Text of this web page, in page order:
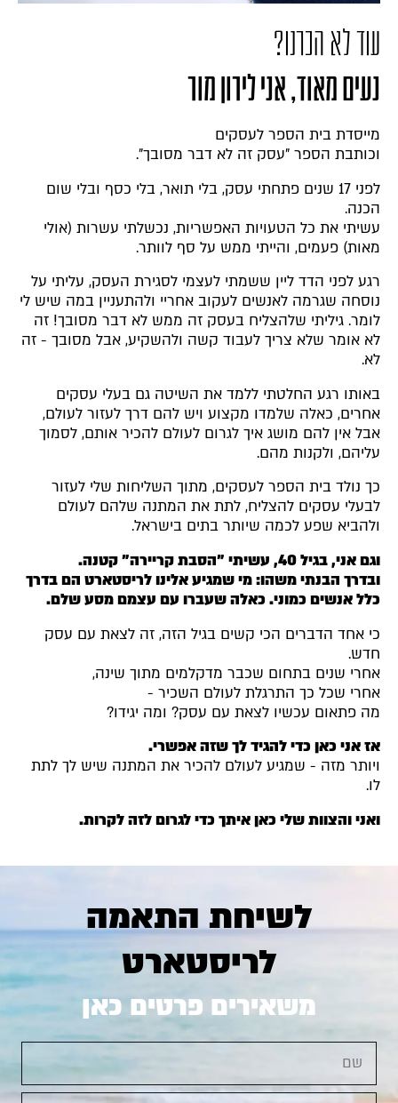
עוד לא הכרנו?
נעים מאוד, אני לירון מור
מייסדת בית הספר לעסקים
וכותבת הספר "עסק זה לא דבר מסובך".
לפני 17 שנים פתחתי עסק, בלי תואר, בלי כסף ובלי שום
הכנה.
עשיתי את כל הטעויות האפשריות, נכשלתי עשרות (אולי
מאות) פעמים, והייתי ממש על סף לוותר.
רגע לפני הדד ליין ששמתי לעצמי לסגירת העסק, עליתי על
נוסחה שגרמה לאנשים לעקוב אחריי ולהתעניין במה שיש לי
לומר. גיליתי שלהצליח בעסק זה ממש לא דבר מסובך! זה
לא אומר שלא צריך לעבוד קשה ולהשקיע, אבל מסובך - זה
לא.
באותו רגע החלטתי ללמד את השיטה גם בעלי עסקים
אחרים, כאלה שלמדו מקצוע ויש להם דרך לעזור לעולם,
אבל אין להם מושג איך לגרום לעולם להכיר אותם, לסמוך
עליהם, ולקנות מהם.
כך נולד בית הספר לעסקים, מתוך השליחות שלי לעזור
לבעלי עסקים להצליח, לתת את המתנה שלהם לעולם
ולהביא שפע לכמה שיותר בתים בישראל.
וגם אני, בגיל 40, עשיתי "הסבת קריירה" קטנה.
ובדרך הבנתי משהו: מי שמגיע אלינו לריסטארט הם בדרך
כלל אנשים כמוני. כאלה שעברו עם עצמם מסע שלם.
כי אחד הדברים הכי קשים בגיל הזה, זה לצאת עם עסק
חדש.
אחרי שנים בתחום שכבר מדקלמים מתוך שינה,
אחרי שכל כך התרגלת לעולם השכיר -
מה פתאום עכשיו לצאת עם עסק? ומה יגידו?
אז אני כאן כדי להגיד לך שזה אפשרי.
ויותר מזה - שמגיע לעולם להכיר את המתנה שיש לך לתת
לו.
ואני והצוות שלי כאן איתך כדי לגרום לזה לקרות.
לשיחת התאמה
לריסטארט
משאירים פרטים כאן